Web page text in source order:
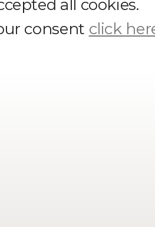
all cookies.
consent click